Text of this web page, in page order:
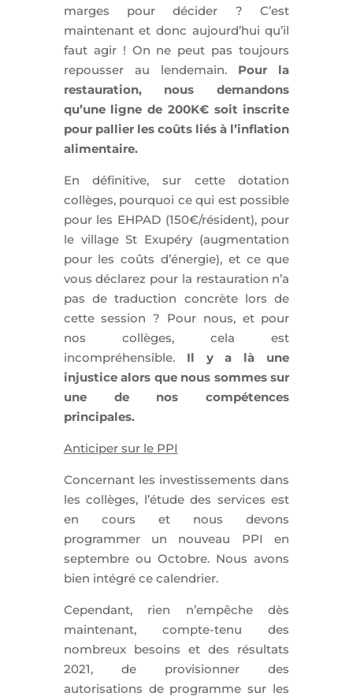
marges pour décider ? C’est
maintenant et donc aujourd’hui qu’il
faut agir ! On ne peut pas toujours
repousser au lendemain. Pour la
restauration, nous demandons
qu’une ligne de 200K€ soit inscrite
pour pallier les coûts liés à l’inflation
alimentaire.
En définitive, sur cette dotation
collèges, pourquoi ce qui est possible
pour les EHPAD (150€/résident), pour
le village St Exupéry (augmentation
pour les coûts d’énergie), et ce que
vous déclarez pour la restauration n’a
pas de traduction concrète lors de
cette session ? Pour nous, et pour
nos collèges, cela est
incompréhensible. Il y a là une
injustice alors que nous sommes sur
une de nos compétences
principales.
Anticiper sur le PPI
Concernant les investissements dans
les collèges, l’étude des services est
en cours et nous devons
programmer un nouveau PPI en
septembre ou Octobre. Nous avons
bien intégré ce calendrier.
Cependant, rien n’empêche dès
maintenant, compte-tenu des
nombreux besoins et des résultats
2021, de provisionner des
autorisations de programme sur les